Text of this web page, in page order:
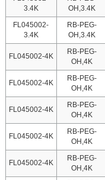
3.4K
OH,3.4K
FL045002-
3.4K
RB-PEG-
OH,3.4K
FL045002-4K
RB-PEG-
OH,4K
FL045002-4K
RB-PEG-
OH,4K
FL045002-4K
RB-PEG-
OH,4K
FL045002-4K
RB-PEG-
OH,4K
FL045002-4K
RB-PEG-
OH,4K